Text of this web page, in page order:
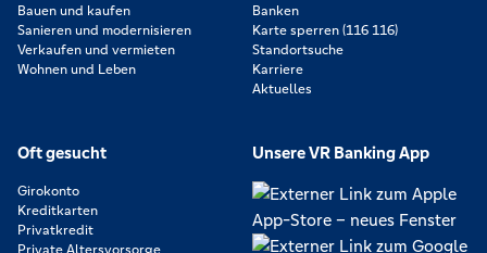
Bauen und kaufen
Sanieren und modernisieren
Verkaufen und vermieten
Wohnen und Leben
Banken
Karte sperren (116 116)
Standortsuche
Karriere
Aktuelles
Oft gesucht
Girokonto
Kreditkarten
Privatkredit
Private Altersvorsorge
Unsere VR Banking App